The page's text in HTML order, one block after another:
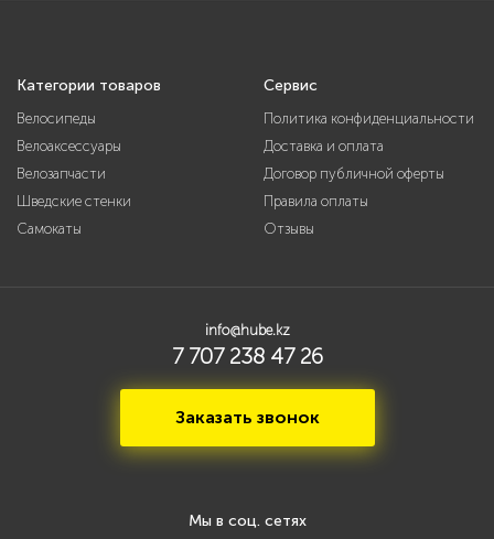
Категории товаров
Велосипеды
Велоаксессуары
Велозапчасти
Шведские стенки
Самокаты
Сервис
Политика конфиденциальности
Доставка и оплата
Договор публичной оферты
Правила оплаты
Отзывы
info@hube.kz
7 707 238 47 26
Заказать звонок
Мы в соц. сетях